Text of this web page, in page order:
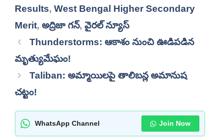
Results, West Bengal Higher Secondary
Merit, అద్రిజా గన్, వైరల్ న్యూస్
Thunderstorms: ఆకాశం నుంచి ఊడిపడిన
మృత్యుమేఘం!
Taliban: అమ్మాయిలపై తాలిబన్ల అమానుష
చట్టం!
WhatsApp Channel Join Now